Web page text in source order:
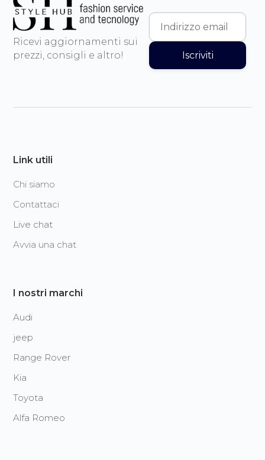
Ricevi aggiornamenti sui
prezzi, consigli e altro!
Iscriviti
Link utili
Chi siamo
Contattaci
Live chat
Avvia una chat
I nostri marchi
Audi
jeep
Range Rover
Kia
Toyota
Alfa Romeo